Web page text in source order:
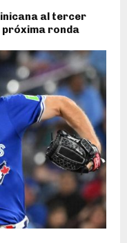
al tercer
próxima ronda